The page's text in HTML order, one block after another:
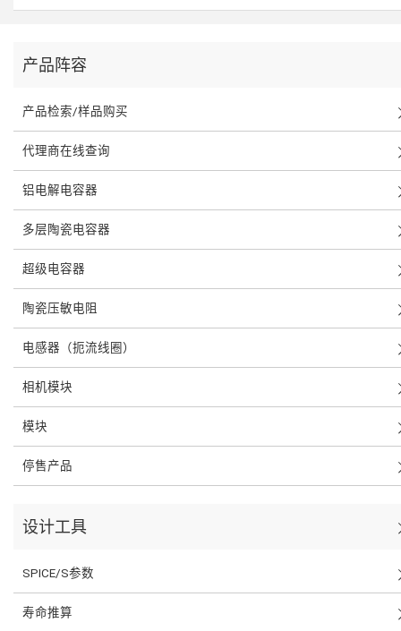
产品阵容
产品检索/样品购买
代理商在线查询
铝电解电容器
多层陶瓷电容器
超级电容器
陶瓷压敏电阻
电感器（扼流线圈）
相机模块
模块
停售产品
设计工具
SPICE/S参数
寿命推算